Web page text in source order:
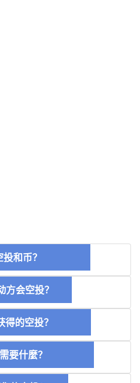
投和币？
方会空投？
得的空投？
要什麼？